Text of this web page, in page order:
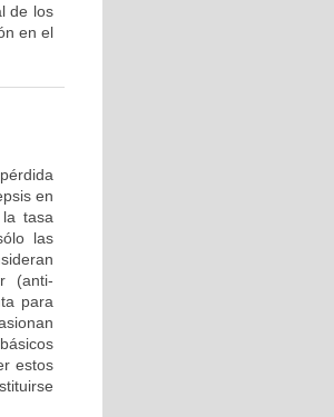
de los
en el
en
tasa
las
(anti-
para
estos